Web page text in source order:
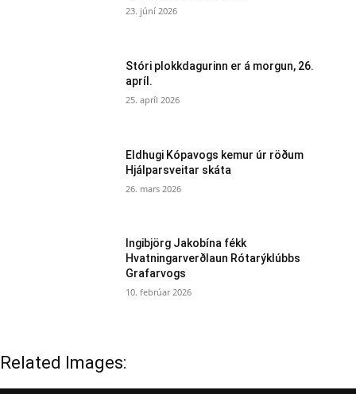
23. júní 2026
Stóri plokkdagurinn er á morgun, 26.
apríl.
25. apríl 2026
Eldhugi Kópavogs kemur úr röðum
Hjálparsveitar skáta
26. mars 2026
Ingibjörg Jakobína fékk
Hvatningarverðlaun Rótarýklúbbs
Grafarvogs
10. febrúar 2026
Related Images: